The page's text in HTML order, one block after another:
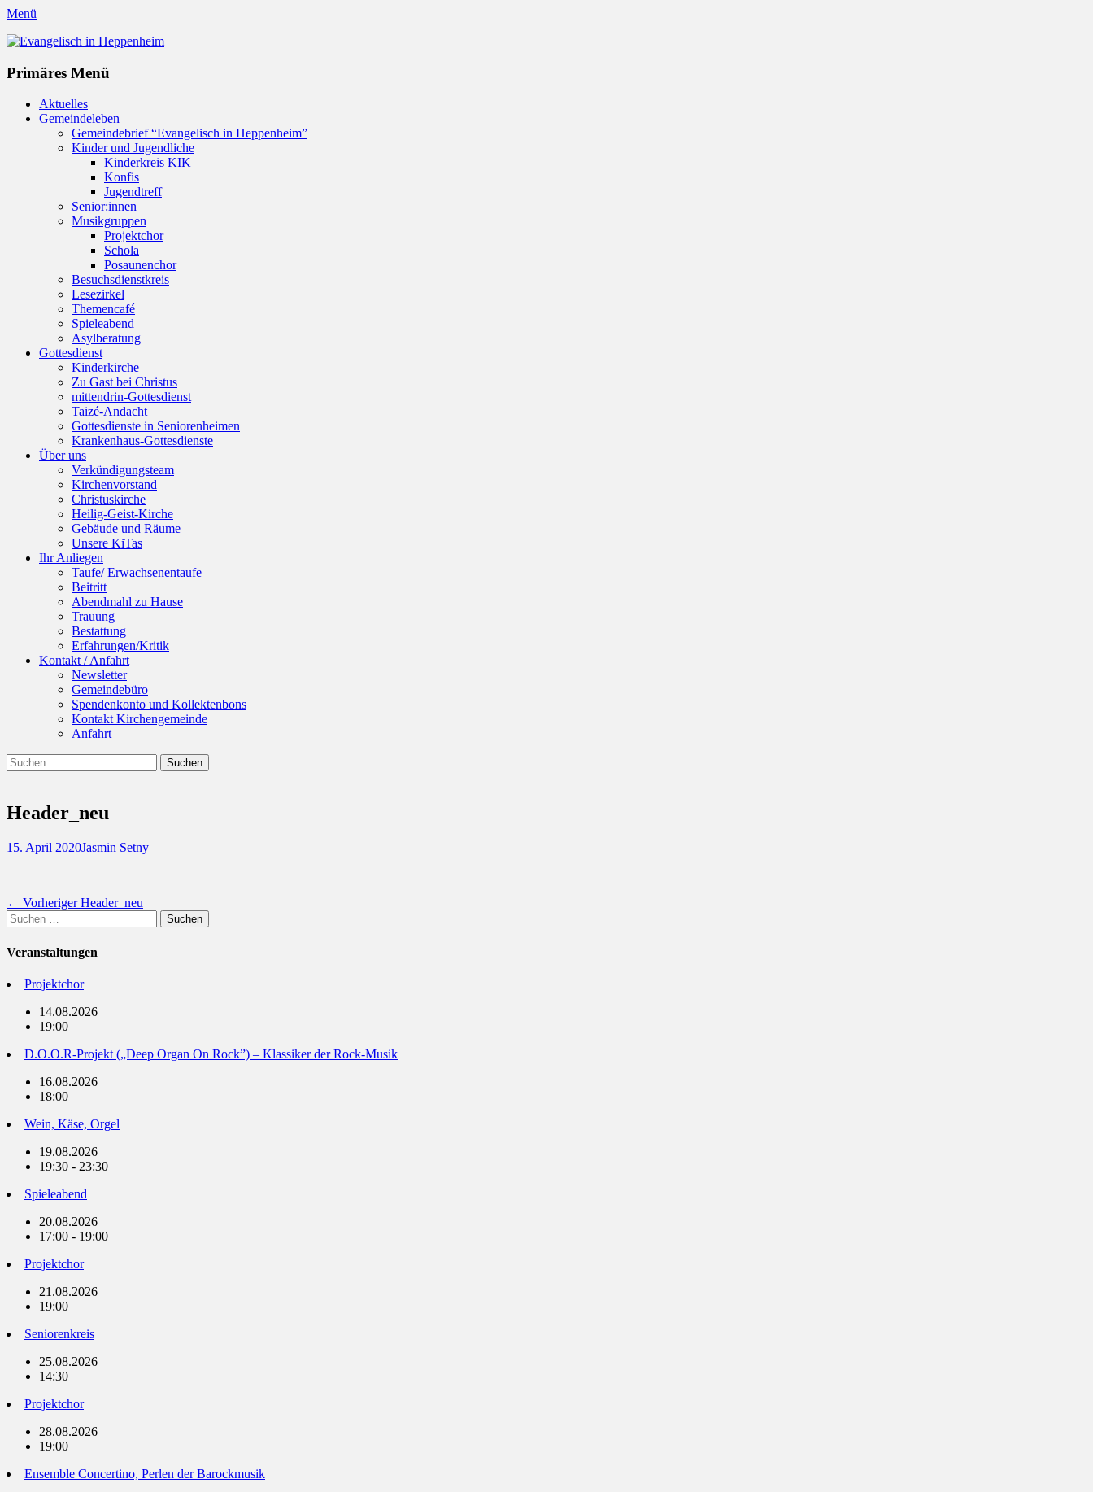
Menü
Evangelisch in Heppenheim
Primäres Menü
Zum
Inhalt
Aktuelles
Gemeindeleben
Gemeindebrief “Evangelisch in Heppenheim”
Kinder und Jugendliche
Kinderkreis KIK
Konfis
Jugendtreff
Senior:innen
Musikgruppen
Projektchor
Schola
Posaunenchor
Besuchsdienstkreis
Lesezirkel
Themencafé
Spieleabend
Asylberatung
Gottesdienst
Kinderkirche
Zu Gast bei Christus
mittendrin-Gottesdienst
Taizé-Andacht
Gottesdienste in Seniorenheimen
Krankenhaus-Gottesdienste
Über uns
Verkündigungsteam
Kirchenvorstand
Christuskirche
Heilig-Geist-Kirche
Gebäude und Räume
Unsere KiTas
Ihr Anliegen
Taufe/ Erwachsenentaufe
Beitritt
Abendmahl zu Hause
Trauung
Bestattung
Erfahrungen/Kritik
Kontakt / Anfahrt
Newsletter
Gemeindebüro
Spendenkonto und Kollektenbons
Kontakt Kirchengemeinde
Anfahrt
Suchen
Suchen
nach:
Header_neu
Posted
15. April 2020Autor
Jasmin Setny
Beitragsnavigation
← Vorheriger Vorheriger
Header_neu
Suchen
nach:
Veranstaltungen
Projektchor
14.08.2026
19:00
D.O.O.R-Projekt („Deep Organ On Rock”) – Klassiker der Rock-Musik
16.08.2026
18:00
Wein, Käse, Orgel
19.08.2026
19:30 - 23:30
Spieleabend
20.08.2026
17:00 - 19:00
Projektchor
21.08.2026
19:00
Seniorenkreis
25.08.2026
14:30
Projektchor
28.08.2026
19:00
Ensemble Concertino, Perlen der Barockmusik